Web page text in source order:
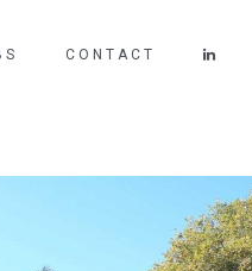
CONTACT